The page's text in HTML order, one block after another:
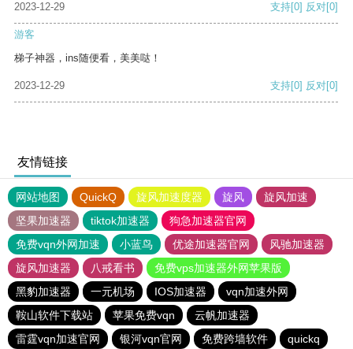
2023-12-29 支持[0] 反对[0]
游客
梯子神器，ins随便看，美美哒！
2023-12-29 支持[0] 反对[0]
友情链接
网站地图 QuickQ 旋风加速度器 旋风
旋风加速
坚果加速器
tiktok加速器
狗急加速器官网
免费vqn外网加速
小蓝鸟 优途加速器官网
风驰加速器
旋风加速器
八戒看书
免费vps加速器外网苹果版
黑豹加速器
一元机场 IOS加速器
vqn加速外网
鞍山软件下载站
苹果免费vqn
云帆加速器
雷霆vqn加速官网
银河vqn官网 免费跨墙软件
quickq